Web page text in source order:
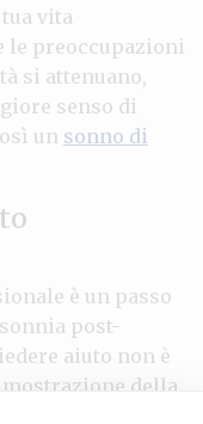
vita
le preoccupazioni
si attenuano,
senso di
un sonno di
è un passo
post-
aiuto non è
della